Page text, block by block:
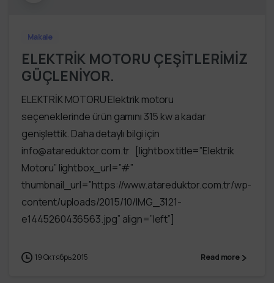
Makale
ELEKTRİK MOTORU ÇEŞİTLERİMİZ
GÜÇLENİYOR.
ELEKTRİK MOTORU Elektrik motoru
seçeneklerinde ürün gamını 315 kw a kadar
genişlettik. Daha detaylı bilgi için
info@atareduktor.com.tr [lightbox title=”Elektrik
Motoru” lightbox_url=”#”
thumbnail_url=”https://www.atareduktor.com.tr/wp-
content/uploads/2015/10/IMG_3121-
e1445260436563.jpg” align=”left”]
19 Октябрь 2015 Read more